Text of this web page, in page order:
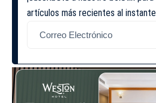
artículos más recientes al